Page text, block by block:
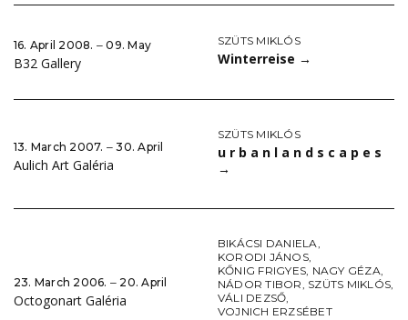
16. April 2008. ‒ 09. May
B32 Gallery
SZÜTS MIKLÓS
Winterreise →
13. March 2007. ‒ 30. April
Aulich Art Galéria
SZÜTS MIKLÓS
u r b a n l a n d s c a p e s
→
23. March 2006. ‒ 20. April
Octogonart Galéria
BIKÁCSI DANIELA,
KORODI JÁNOS,
KŐNIG FRIGYES, NAGY GÉZA,
NÁDOR TIBOR, SZÜTS MIKLÓS,
VÁLI DEZSŐ,
VOJNICH ERZSÉBET